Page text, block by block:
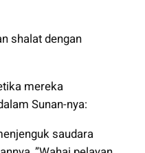
shalat dengan
mereka
Sunan-nya:
saudara